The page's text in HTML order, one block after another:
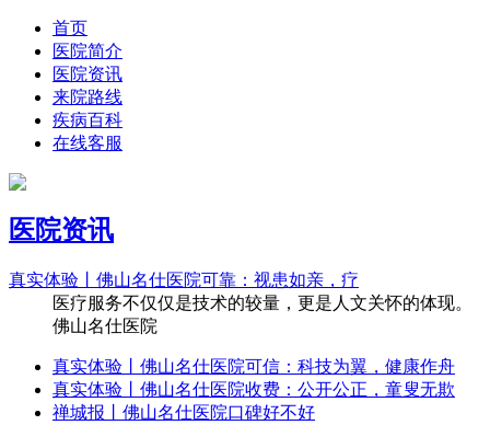
首页
医院简介
医院资讯
来院路线
疾病百科
在线客服
医院资讯
真实体验丨佛山名仕医院可靠：视患如亲，疗
医疗服务不仅仅是技术的较量，更是人文关怀的体现。
佛山名仕医院
真实体验丨佛山名仕医院可信：科技为翼，健康作舟
真实体验丨佛山名仕医院收费：公开公正，童叟无欺
禅城报丨佛山名仕医院口碑好不好